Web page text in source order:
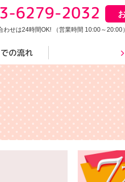
6279-2032
わせは24時間OK! （営業時間 10:00～20:00）
の流れ